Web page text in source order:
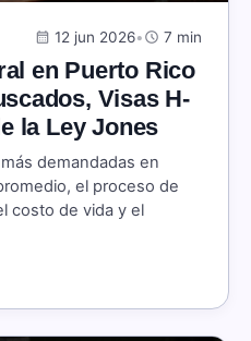
calendar_month 12 jun 2026•schedule 7 min
en Puerto Rico
Visas H-
la Ley Jones
demandadas en
el proceso de
costo de vida y el